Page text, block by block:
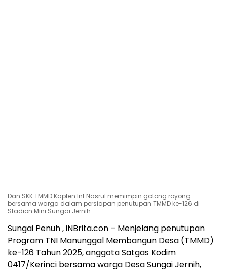
Dan SKK TMMD Kapten Inf Nasrul memimpin gotong royong
bersama warga dalam persiapan penutupan TMMD ke-126 di
Stadion Mini Sungai Jernih
Sungai Penuh , iNBrita.con – Menjelang penutupan
Program TNI Manunggal Membangun Desa (TMMD)
ke-126 Tahun 2025, anggota Satgas Kodim
0417/Kerinci bersama warga Desa Sungai Jernih,